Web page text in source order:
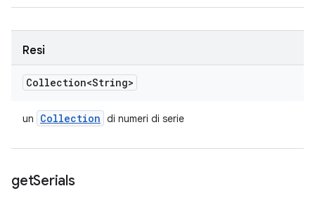
Resi
Collection<String>
un Collection di numeri di serie
getSerials